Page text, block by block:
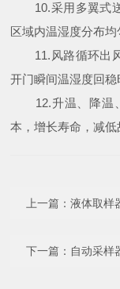
10.采用多翼式送
区域内温湿度分布均
11.风路循环出风
开门瞬间温湿度回稳
12.升温、降温、
本，增长寿命，减低
上一篇：液体取样
下一篇： 自动采样